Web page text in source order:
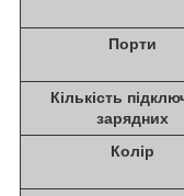
Порти
Кількість
зарядних
Колір